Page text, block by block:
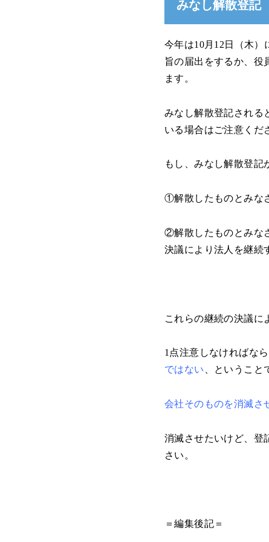
みなし解散登記
今年は10月12日（木）
旨の届出をするか、役
ます。
みなし解散登記される
いる場合はご注意くだ
もし、みなし解散登記
①解散したものとみな
②解散したものとみな
決議により法人を継続
これらの継続の決議に
1点注意しなければなら
ではない 、ということ
会社そのものを消滅さ
消滅させたいけど、登
さい。
＝編集後記＝